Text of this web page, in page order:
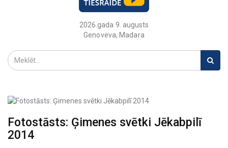
2026.gada 9. augusts
Genoveva, Madara
Fotostāsts: Ģimenes svētki Jēkabpilī
2014